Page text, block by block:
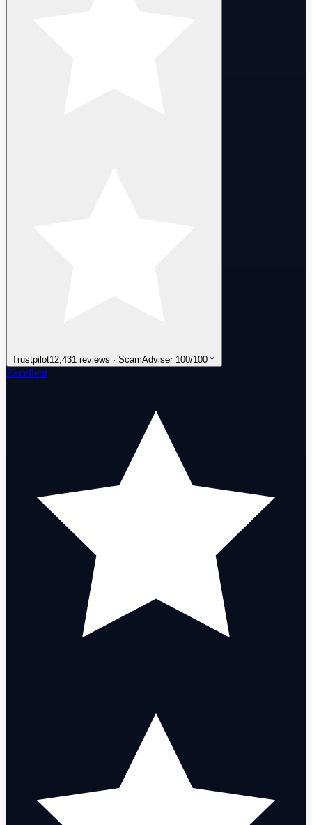
Trustpilot12,431 reviews · ScamAdviser 100/100
Excellent